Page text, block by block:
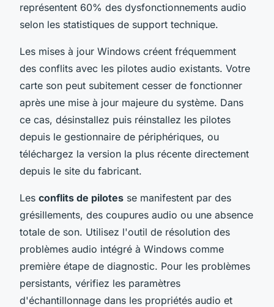
représentent 60% des dysfonctionnements audio
selon les statistiques de support technique.
Les mises à jour Windows créent fréquemment
des conflits avec les pilotes audio existants. Votre
carte son peut subitement cesser de fonctionner
après une mise à jour majeure du système. Dans
ce cas, désinstallez puis réinstallez les pilotes
depuis le gestionnaire de périphériques, ou
téléchargez la version la plus récente directement
depuis le site du fabricant.
Les conflits de pilotes se manifestent par des
grésillements, des coupures audio ou une absence
totale de son. Utilisez l'outil de résolution des
problèmes audio intégré à Windows comme
première étape de diagnostic. Pour les problèmes
persistants, vérifiez les paramètres
d'échantillonnage dans les propriétés audio et